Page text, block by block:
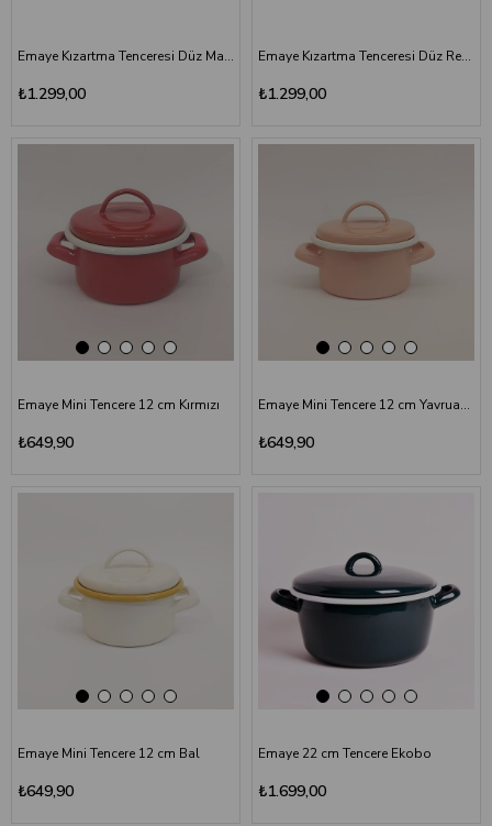
Emaye Kızartma Tenceresi Düz Mavi 22 cm
₺1.299,00
Emaye Kızartma Tenceresi Düz Renk Toprak Rengi 22 cm
₺1.299,00
Emaye Mini Tencere 12 cm Kırmızı
₺649,90
Emaye Mini Tencere 12 cm Yavruağzı
₺649,90
Emaye Mini Tencere 12 cm Bal
₺649,90
Emaye 22 cm Tencere Ekobo
₺1.699,00